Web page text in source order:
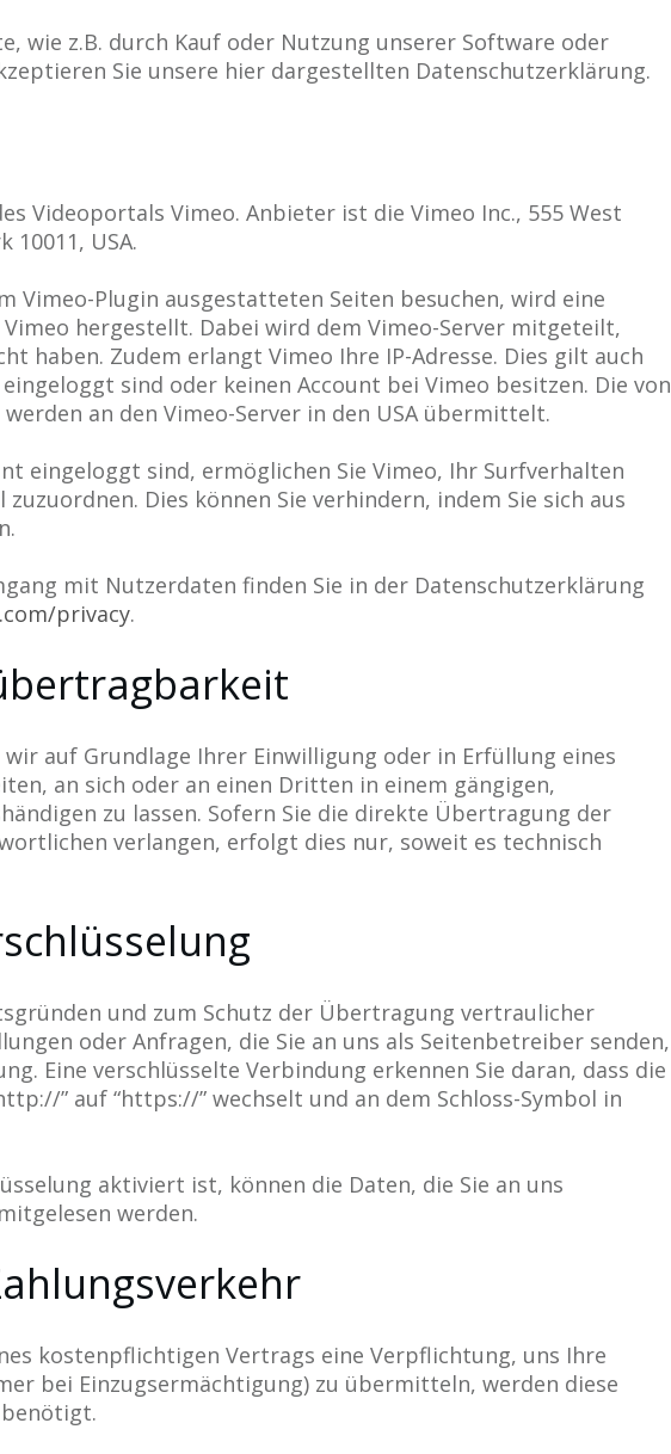
wie z.B. durch Kauf oder Nutzung unserer Software oder
Sie unsere hier dargestellten Datenschutzerklärung.
Videoportals Vimeo. Anbieter ist die Vimeo Inc., 555 West
10011, USA.
Vimeo-Plugin ausgestatteten Seiten besuchen, wird eine
hergestellt. Dabei wird dem Vimeo-Server mitgeteilt,
haben. Zudem erlangt Vimeo Ihre IP-Adresse. Dies gilt auch
sind oder keinen Account bei Vimeo besitzen. Die von
an den Vimeo-Server in den USA übermittelt.
eingeloggt sind, ermöglichen Sie Vimeo, Ihr Surfverhalten
Dies können Sie verhindern, indem Sie sich aus
mit Nutzerdaten finden Sie in der Datenschutzerklärung
privacy.
wir auf Grundlage Ihrer Einwilligung oder in Erfüllung eines
an sich oder an einen Dritten in einem gängigen,
zu lassen. Sofern Sie die direkte Übertragung der
verlangen, erfolgt dies nur, soweit es technisch
und zum Schutz der Übertragung vertraulicher
oder Anfragen, die Sie an uns als Seitenbetreiber senden,
Eine verschlüsselte Verbindung erkennen Sie daran, dass die
” auf “https://” wechselt und an dem Schloss-Symbol in
aktiviert ist, können die Daten, die Sie an uns
werden.
kostenpflichtigen Vertrags eine Verpflichtung, uns Ihre
bei Einzugsermächtigung) zu übermitteln, werden diese